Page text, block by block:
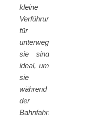
kleine
Verführung
für
unterwegs:
sie sind
ideal, um
sie
während
der
Bahnfahrt